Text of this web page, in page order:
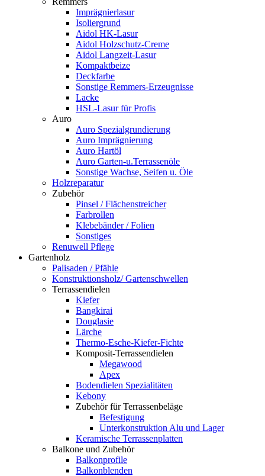
Imprägnierlasur
Isoliergrund
Aidol HK-Lasur
Aidol Holzschutz-Creme
Aidol Langzeit-Lasur
Kompaktbeize
Deckfarbe
Sonstige Remmers-Erzeugnisse
Lacke
HSL-Lasur für Profis
Auro
Auro Spezialgrundierung
Auro Imprägnierung
Auro Hartöl
Auro Garten-u.Terrassenöle
Sonstige Wachse, Seifen u. Öle
Holzreparatur
Zubehör
Pinsel / Flächenstreicher
Farbrollen
Klebebänder / Folien
Sonstiges
Renuwell Pflege
Gartenholz
Palisaden / Pfähle
Konstruktionsholz/ Gartenschwellen
Terrassendielen
Kiefer
Bangkirai
Douglasie
Lärche
Thermo-Esche-Kiefer-Fichte
Komposit-Terrassendielen
Megawood
Apex
Bodendielen Spezialitäten
Kebony
Zubehör für Terrassenbeläge
Befestigung
Unterkonstruktion Alu und Lager
Keramische Terrassenplatten
Balkone und Zubehör
Balkonprofile
Balkonblenden